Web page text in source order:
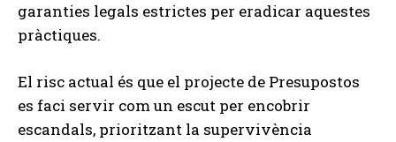
garanties legals estrictes per eradicar aquestes
pràctiques.
El risc actual és que el projecte de Presupostos
es faci servir com un escut per encobrir
escandals, prioritzant la supervivència